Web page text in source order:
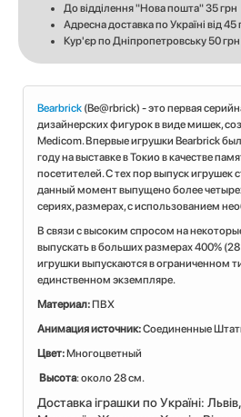
До відділення "Нова пошта" 35 грн
Адресна доставка по Україні від 45
Кур'єр по Дніпропетровську 50 грн
Bearbrick (Be@rbrick) - это первая
дизайнерских фигурок в виде мишек,
Medicom. Впервые игрушки Bearbrick
году на выставке в Токио в качестве
посетителей. С тех пор выпуск игрушек
данный момент выпущено более
сериях, размерах, с использованием
В связи с высоким спросом на
выпускать в больших размерах 400%
игрушки выпускаются в ограниченном
единственном экземпляре.
Материал: ПВХ
Анимация источник:Соединенные
Цвет: Многоцветный
Высота: около 28 см.
Доставка іграшки по Україні: